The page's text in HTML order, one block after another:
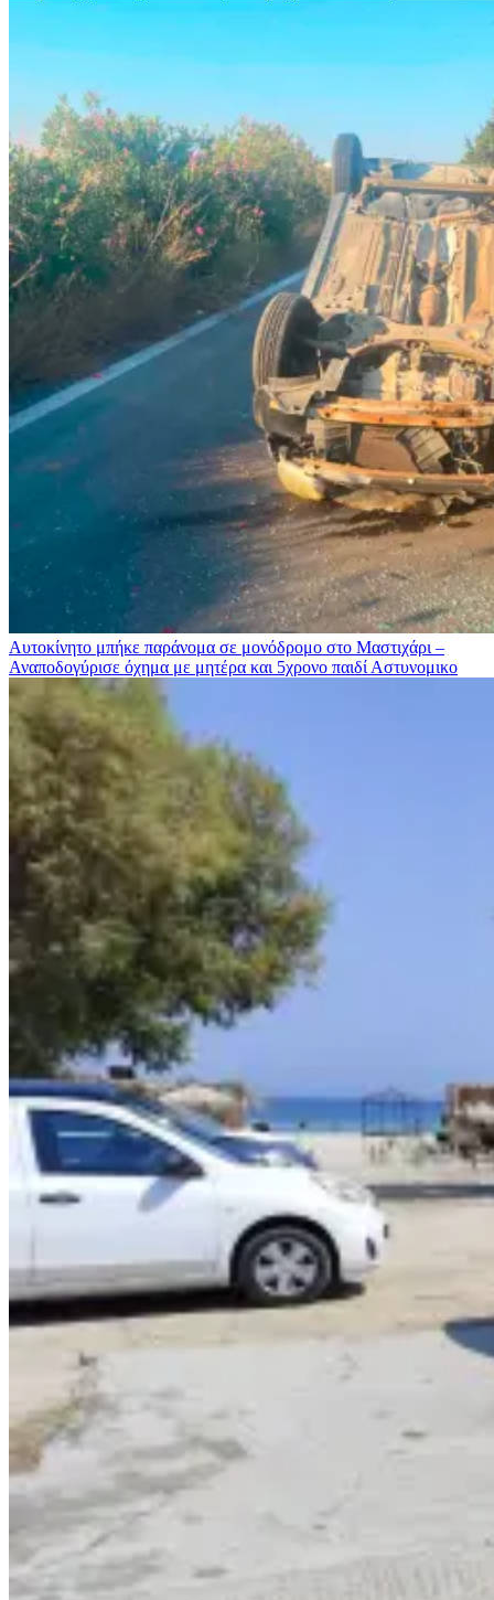
Αυτοκίνητο μπήκε παράνομα σε μονόδρομο στο Μαστιχάρι –
Αναποδογύρισε όχημα με μητέρα και 5χρονο παιδί Αστυνομικο